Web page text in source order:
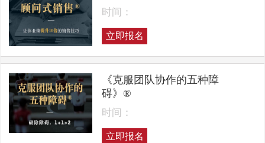
时间：
立即报名
《克服团队协作的五种障
碍》®
时间：
立即报名